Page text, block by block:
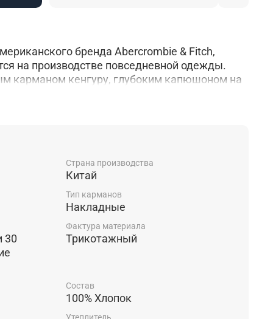
бренда Abercrombie & Fitch,
на производстве повседневной одежды.
карманом кенгуру, глубоким капюшоном на
органическое хлопковое волокно,
Страна производства
Китай
Тип карманов
Накладные
30
Фактура материала
Трикотажный
Состав
100% Хлопок